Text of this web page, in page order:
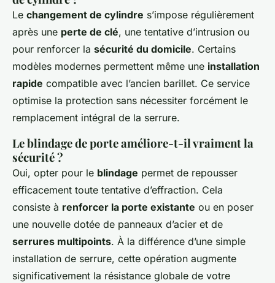
Le changement de cylindre s’impose régulièrement
après une perte de clé, une tentative d’intrusion ou
pour renforcer la sécurité du domicile. Certains
modèles modernes permettent même une installation
rapide compatible avec l’ancien barillet. Ce service
optimise la protection sans nécessiter forcément le
remplacement intégral de la serrure.
Le blindage de porte améliore-t-il vraiment la
sécurité ?
Oui, opter pour le blindage permet de repousser
efficacement toute tentative d’effraction. Cela
consiste à renforcer la porte existante ou en poser
une nouvelle dotée de panneaux d’acier et de
serrures multipoints. À la différence d’une simple
installation de serrure, cette opération augmente
significativement la résistance globale de votre